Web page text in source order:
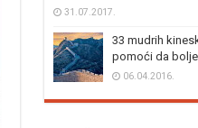
31.07.2017.
33 mudrih
pomoći da
06.04.2016.